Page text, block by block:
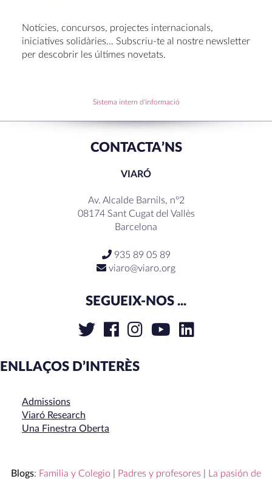
Notícies, concursos, projectes internacionals,
iniciatives solidàries… Subscriu-te al nostre newsletter
per descobrir les últimes novetats.
Sistema intern d'informació
CONTACTA’NS
VIARÓ
Av. Alcalde Barnils, nº2
08174 Sant Cugat del Vallès
Barcelona
935 89 05 89
viaro@viaro.org
SEGUEIX-NOS ...
ENLLAÇOS D’INTERÈS
Admissions
Viaró Research
Una Finestra Oberta
Blogs: Familia y Colegio Padres y profesores La pasión de